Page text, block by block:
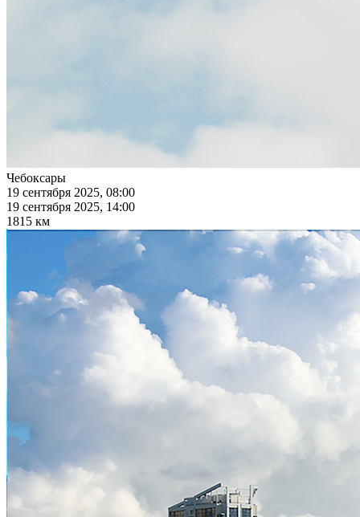
Чебоксары
19 сентября 2025, 08:00
19 сентября 2025, 14:00
1815 км